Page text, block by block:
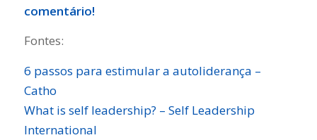
comentário!
Fontes:
6 passos para estimular a autoliderança –
Catho
What is self leadership? – Self Leadership
International